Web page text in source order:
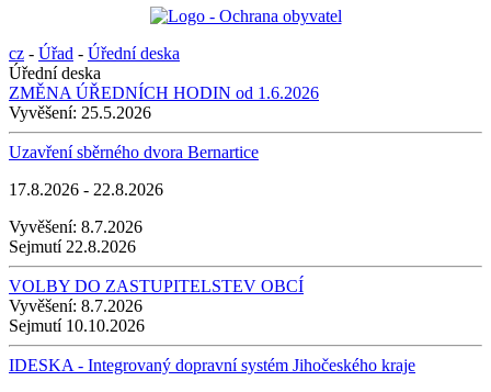
cz - Úřad - Úřední deska
Úřední deska
ZMĚNA ÚŘEDNÍCH HODIN od 1.6.2026
Vyvěšení: 25.5.2026
Uzavření sběrného dvora Bernartice
17.8.2026 - 22.8.2026
Vyvěšení: 8.7.2026
Sejmutí22.8.2026
VOLBY DO ZASTUPITELSTEV OBCÍ
Vyvěšení: 8.7.2026
Sejmutí10.10.2026
IDESKA - Integrovaný dopravní systém Jihočeského kraje